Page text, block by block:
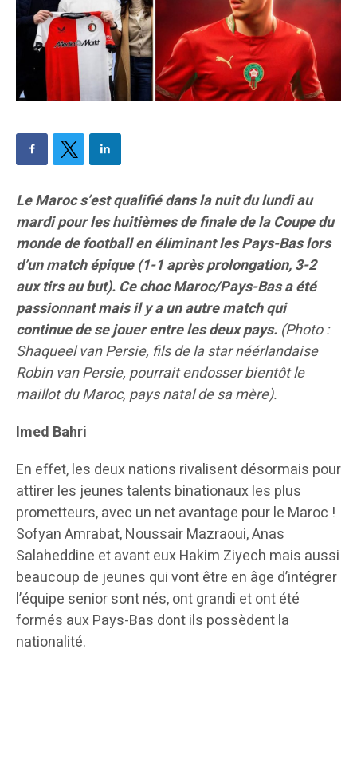
Le Maroc s’est qualifié dans la nuit du lundi au
mardi pour les huitièmes de finale de la Coupe du
monde de football en éliminant les Pays-Bas lors
d’un match épique (1-1 après prolongation, 3-2
aux tirs au but). Ce choc Maroc/Pays-Bas a été
passionnant mais il y a un autre match qui
continue de se jouer entre les deux pays. (Photo :
Shaqueel van Persie, fils de la star néérlandaise
Robin van Persie, pourrait endosser bientôt le
maillot du Maroc, pays natal de sa mère).
Imed Bahri
En effet, les deux nations rivalisent désormais pour
attirer les jeunes talents binationaux les plus
prometteurs, avec un net avantage pour le Maroc !
Sofyan Amrabat, Noussair Mazraoui, Anas
Salaheddine et avant eux Hakim Ziyech mais aussi
beaucoup de jeunes qui vont être en âge d’intégrer
l’équipe senior sont nés, ont grandi et ont été
formés aux Pays-Bas dont ils possèdent la
nationalité.